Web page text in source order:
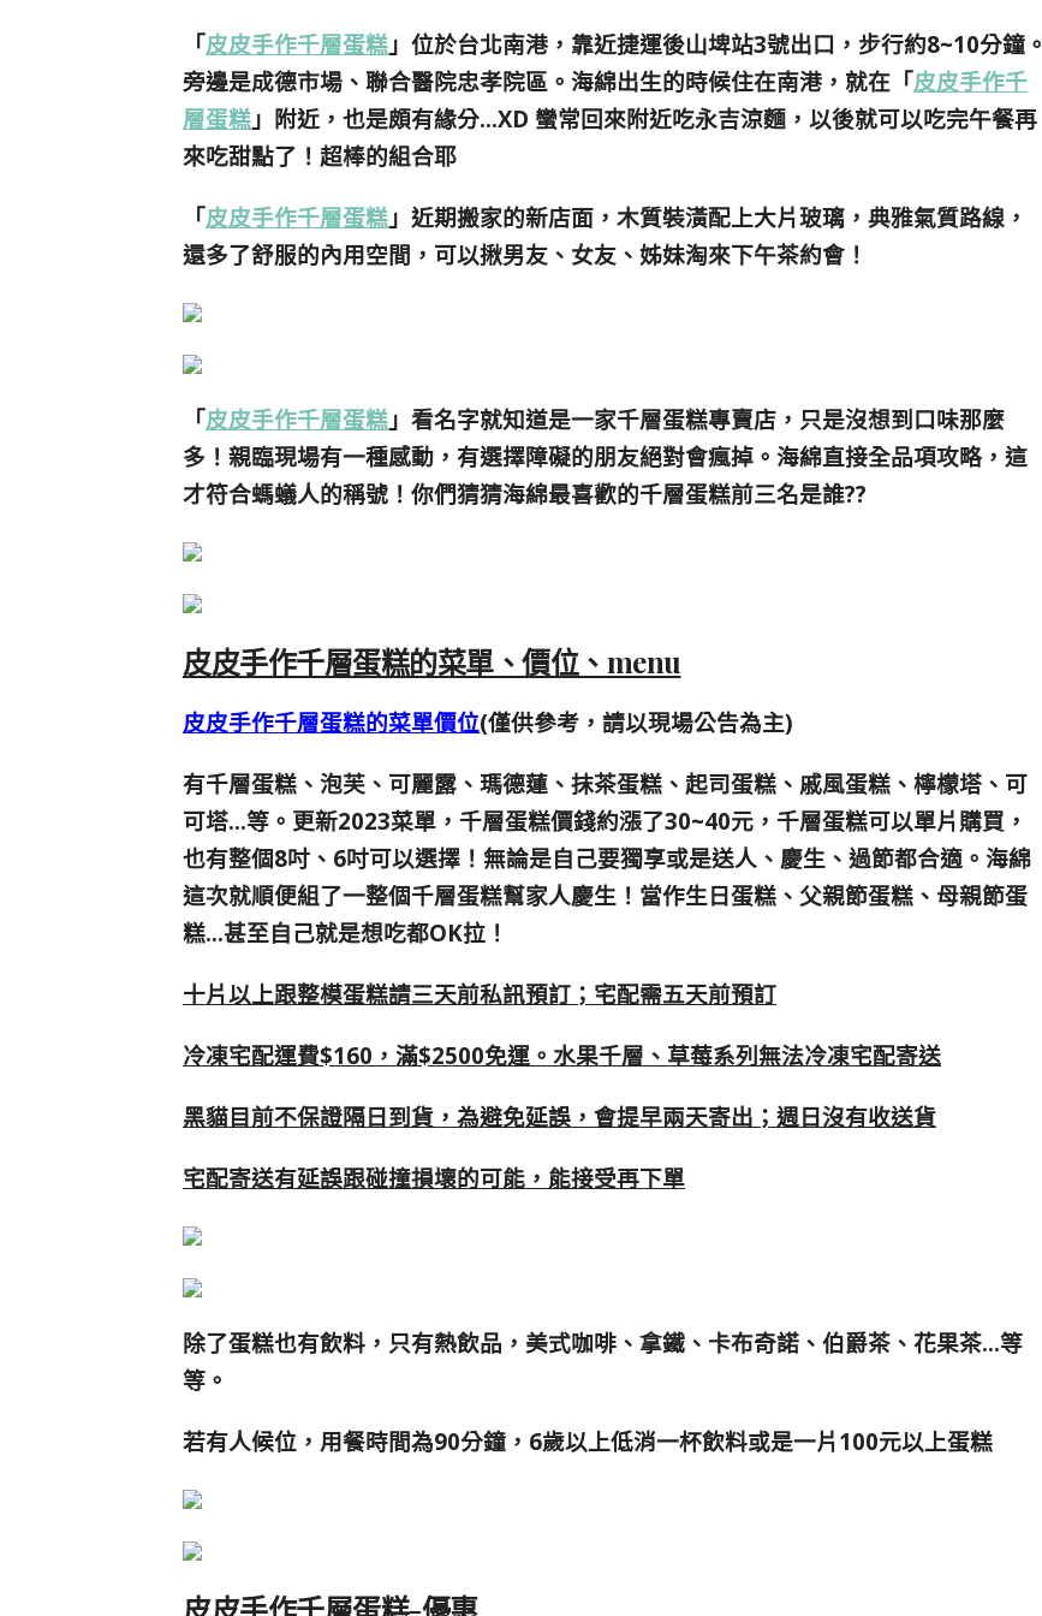
「皮皮手作千層蛋糕 」位於台北南港，靠近捷運後山埤站3號出口，步行約8~10分鐘。
旁邊是成德市場、聯合醫院忠孝院區。海綿出生的時候住在南港，就在「皮皮手作千
層蛋糕 」附近，也是頗有緣分…XD 蠻常回來附近吃永吉涼麵，以後就可以吃完午餐再
來吃甜點了！超棒的組合耶
「皮皮手作千層蛋糕 」近期搬家的新店面，木質裝潢配上大片玻璃，典雅氣質路線，
還多了舒服的內用空間，可以揪男友、女友、姊妹淘來下午茶約會！
「皮皮手作千層蛋糕 」看名字就知道是一家千層蛋糕專賣店，只是沒想到口味那麼
多！親臨現場有一種感動，有選擇障礙的朋友絕對會瘋掉。海綿直接全品項攻略，這
才符合螞蟻人的稱號！你們猜猜海綿最喜歡的千層蛋糕前三名是誰??
皮皮手作千層蛋糕的菜單、價位、menu
皮皮手作千層蛋糕的菜單價位(僅供參考，請以現場公告為主)
有千層蛋糕、泡芙、可麗露、瑪德蓮、抹茶蛋糕、起司蛋糕、戚風蛋糕、檸檬塔、可
可塔…等。更新2023菜單，千層蛋糕價錢約漲了30~40元，千層蛋糕可以單片購買，
也有整個8吋、6吋可以選擇！無論是自己要獨享或是送人、慶生、過節都合適。海綿
這次就順便組了一整個千層蛋糕幫家人慶生！當作生日蛋糕、父親節蛋糕、母親節蛋
糕…甚至自己就是想吃都OK拉！
十片以上跟整模蛋糕請三天前私訊預訂；宅配需五天前預訂
冷凍宅配運費$160，滿$2500免運。水果千層、草莓系列無法冷凍宅配寄送
黑貓目前不保證隔日到貨，為避免延誤，會提早兩天寄出；週日沒有收送貨
宅配寄送有延誤跟碰撞損壞的可能，能接受再下單
除了蛋糕也有飲料，只有熱飲品，美式咖啡、拿鐵、卡布奇諾、伯爵茶、花果茶…等
等。
若有人候位，用餐時間為90分鐘，6歲以上低消一杯飲料或是一片100元以上蛋糕